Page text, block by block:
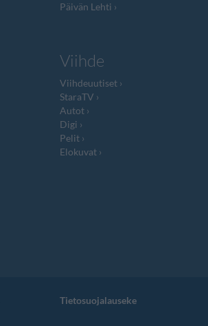
Päivän Lehti
Viihde
Viihdeuutiset
StaraTV
Autot
Digi
Pelit
Elokuvat
Tietosuojalauseke